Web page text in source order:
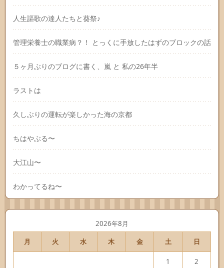
人生謳歌の達人たちと葵祭♪
管理栄養士の職業病？！ とっくに手放したはずのブロックの話
５ヶ月ぶりのブログに書く、嵐 と 私の26年半
ラストは
久しぶりの運転が楽しかった海の京都
ちはやぶる〜
大江山〜
わかってるね〜
2026年8月
月
火 水 木 金 土 日
1 2